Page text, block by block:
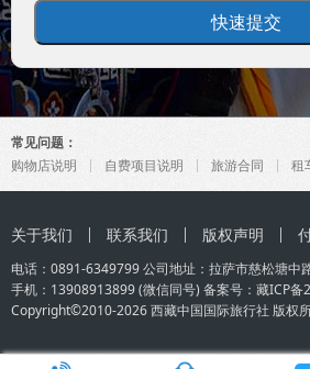
常见问题：
购物店说明
自费项目说明 旅游合同 租
关于我们 联系我们 版权声明
电话：0891-6349799 公司地址：拉萨市慈松塘中
手机： 13908913899(微信同号) 备案号： 藏ICP备
Copyright©2010-2026西藏中国国际旅行社 版权